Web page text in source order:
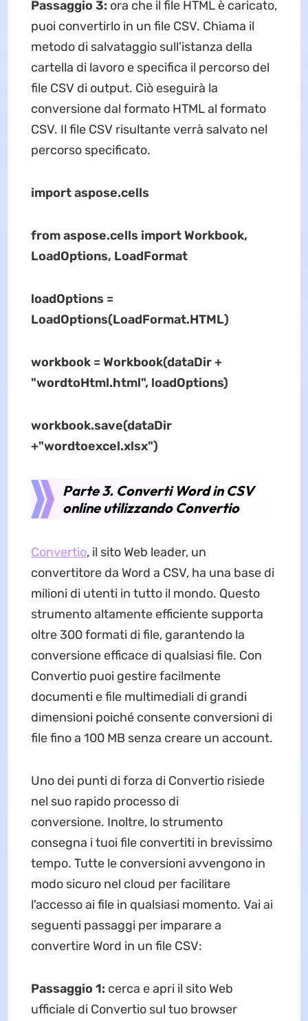
Passaggio 3: ora che il file HTML è caricato,
puoi convertirlo in un file CSV. Chiama il
metodo di salvataggio sull'istanza della
cartella di lavoro e specifica il percorso del
file CSV di output. Ciò eseguirà la
conversione dal formato HTML al formato
CSV. Il file CSV risultante verrà salvato nel
percorso specificato.
import aspose.cells
from aspose.cells import Workbook,
LoadOptions, LoadFormat
loadOptions =
LoadOptions(LoadFormat.HTML)
workbook = Workbook(dataDir +
"wordtoHtml.html", loadOptions)
workbook.save(dataDir
+"wordtoexcel.xlsx")
Parte 3. Converti Word in CSV
online utilizzando Convertio
Convertio, il sito Web leader, un
convertitore da Word a CSV, ha una base di
milioni di utenti in tutto il mondo. Questo
strumento altamente efficiente supporta
oltre 300 formati di file, garantendo la
conversione efficace di qualsiasi file. Con
Convertio puoi gestire facilmente
documenti e file multimediali di grandi
dimensioni poiché consente conversioni di
file fino a 100 MB senza creare un account.
Uno dei punti di forza di Convertio risiede
nel suo rapido processo di
conversione. Inoltre, lo strumento
consegna i tuoi file convertiti in brevissimo
tempo. Tutte le conversioni avvengono in
modo sicuro nel cloud per facilitare
l'accesso ai file in qualsiasi momento. Vai ai
seguenti passaggi per imparare a
convertire Word in un file CSV:
Passaggio 1: cerca e apri il sito Web
ufficiale di Convertio sul tuo browser